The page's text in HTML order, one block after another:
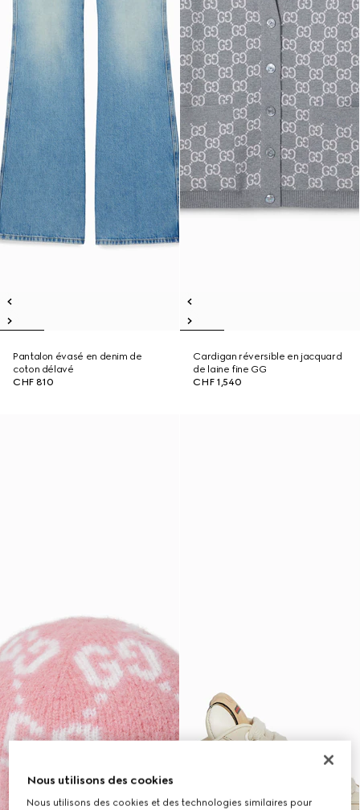
Pantalon évasé en denim de
coton délavé
CHF 810
Cardigan réversible en jacquard
de laine fine GG
CHF 1,540
Nous utilisons des cookies
Nous utilisons des cookies et des technologies similaires pour